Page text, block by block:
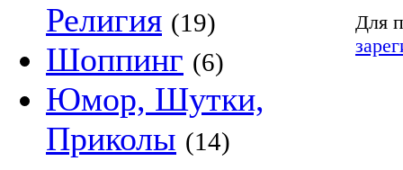
Религия (19)
Шоппинг (6)
Юмор, Шутки,
Приколы (14)
Для